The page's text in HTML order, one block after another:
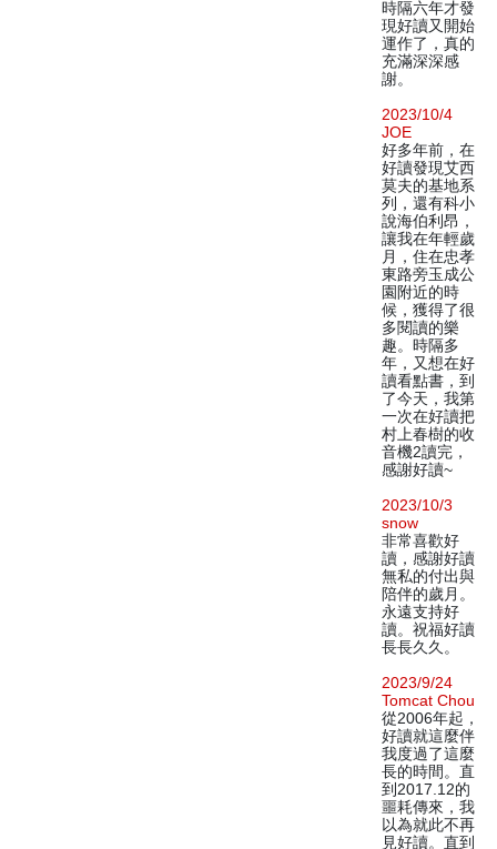
時隔六年才發
現好讀又開始
運作了，真的
充滿深深感
謝。
2023/10/4
JOE
好多年前，在
好讀發現艾西
莫夫的基地系
列，還有科小
說海伯利昂，
讓我在年輕歲
月，住在忠孝
東路旁玉成公
園附近的時
候，獲得了很
多閱讀的樂
趣。時隔多
年，又想在好
讀看點書，到
了今天，我第
一次在好讀把
村上春樹的收
音機2讀完，
感謝好讀~
2023/10/3
snow
非常喜歡好
讀，感謝好讀
無私的付出與
陪伴的歲月。
永遠支持好
讀。祝福好讀
長長久久。
2023/9/24
Tomcat Chou
從2006年起，
好讀就這麼伴
我度過了這麼
長的時間。直
到2017.12的
噩耗傳來，我
以為就此不再
見好讀。直到